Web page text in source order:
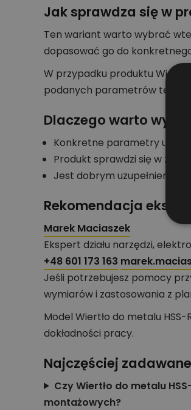
Jak sprawdza się w
Ten wariant warto wybrać
dopasować go do
W przypadku produktu
podanych parametrów
Dlaczego warto
Konkretne parametry
Produkt sprawdzi się w
Jest dobrym uzupełnieniem
Rekomendacja
Marek Maciaszek
Ekspert działu narzędzi,
+48 601 173 163
Jeśli potrzebujesz pomocy
wymiarów i zastosowania z
Model Wiertło do metalu
dokładności pracy.
Najczęściej
Czy Wiertło do metalu
montażowych?